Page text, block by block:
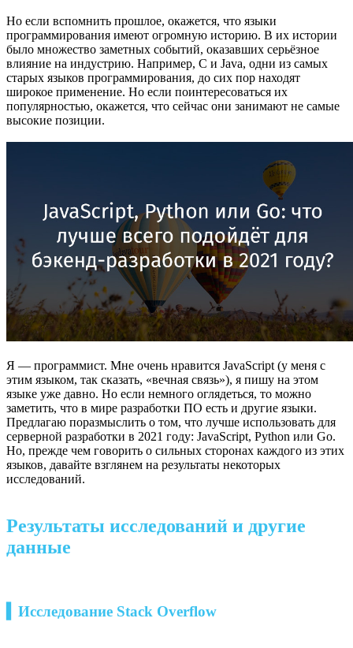
Но если вспомнить прошлое, окажется, что языки
программирования имеют огромную историю. В их истории
было множество заметных событий, оказавших серьёзное
влияние на индустрию. Например, C и Java, одни из самых
старых языков программирования, до сих пор находят
широкое применение. Но если поинтересоваться их
популярностью, окажется, что сейчас они занимают не самые
высокие позиции.
Я — программист. Мне очень нравится JavaScript (у меня с
этим языком, так сказать, «вечная связь»), я пишу на этом
языке уже давно. Но если немного оглядеться, то можно
заметить, что в мире разработки ПО есть и другие языки.
Предлагаю поразмыслить о том, что лучше использовать для
серверной разработки в 2021 году: JavaScript, Python или Go.
Но, прежде чем говорить о сильных сторонах каждого из этих
языков, давайте взглянем на результаты некоторых
исследований.
Результаты исследований и другие
данные
▍Исследование Stack Overflow